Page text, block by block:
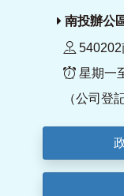
南投辦公
星期一
（公司登